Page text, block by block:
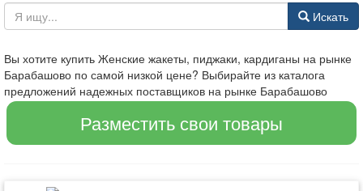
Искать
Вы хотите купить Женские жакеты, пиджаки, кардиганы на рынке
Барабашово по самой низкой цене? Выбирайте из каталога
предложений надежных поставщиков на рынке Барабашово
Разместить свои товары